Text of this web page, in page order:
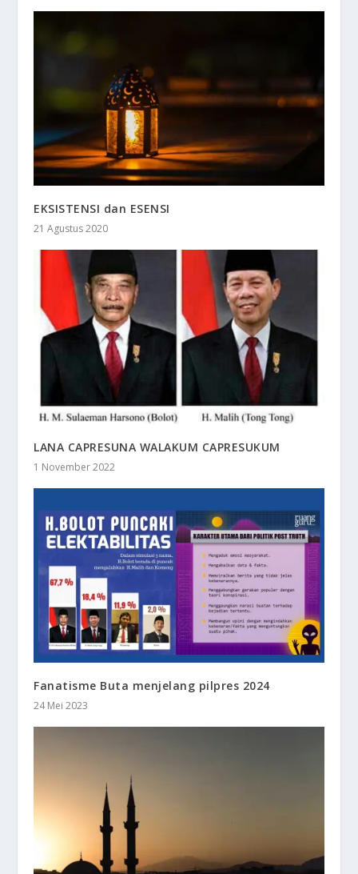
EKSISTENSI dan ESENSI
21 Agustus 2020
LANA CAPRESUNA WALAKUM CAPRESUKUM
1 November 2022
Fanatisme Buta menjelang pilpres 2024
24 Mei 2023